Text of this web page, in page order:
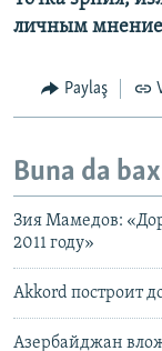
личным
Paylaş
Buna da
Зия Мамедов:
2011 году»
Akkord построит
Азербайджан